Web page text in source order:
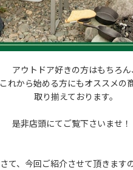
アウトドア好きの方はもちろ
これから始める方にもオススメの
取り揃えております。
是非店頭にてご覧下さいませ
さて、今回ご紹介させて頂きます